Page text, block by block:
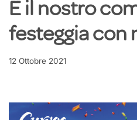
È il nostro
festeggia con
12 Ottobre 2021